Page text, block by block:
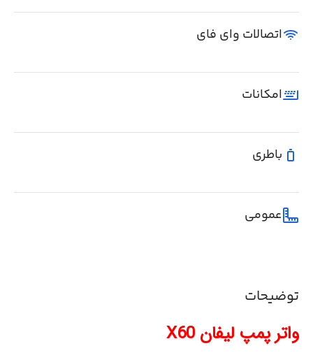
توضیحات
واتر پمپ ليفان X60
اتصالات وای فای
امکانات
باطری
عمومی